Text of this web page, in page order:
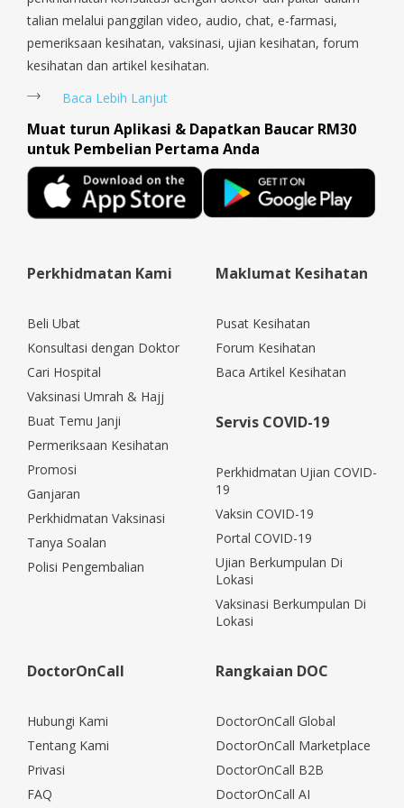
talian melalui panggilan video, audio, chat, e-farmasi,
pemeriksaan kesihatan, vaksinasi, ujian kesihatan, forum
kesihatan dan artikel kesihatan.
Baca Lebih Lanjut
Muat turun Aplikasi & Dapatkan Baucar RM30
untuk Pembelian Pertama Anda
Perkhidmatan Kami
Beli Ubat
Konsultasi dengan Doktor
Cari Hospital
Vaksinasi Umrah & Hajj
Buat Temu Janji
Permeriksaan Kesihatan
Promosi
Ganjaran
Perkhidmatan Vaksinasi
Tanya Soalan
Polisi Pengembalian
Maklumat Kesihatan
Pusat Kesihatan
Forum Kesihatan
Baca Artikel Kesihatan
Servis COVID-19
Perkhidmatan Ujian COVID-
19
Vaksin COVID-19
Portal COVID-19
Ujian Berkumpulan Di
Lokasi
Vaksinasi Berkumpulan Di
Lokasi
DoctorOnCall
Hubungi Kami
Tentang Kami
Privasi
FAQ
Rangkaian DOC
DoctorOnCall Global
DoctorOnCall Marketplace
DoctorOnCall B2B
DoctorOnCall AI